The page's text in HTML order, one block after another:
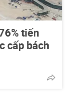
tiến
cấp bách